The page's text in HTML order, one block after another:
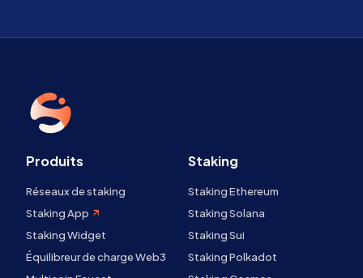
Produits
Réseaux de staking
Staking App
Staking Widget
Équilibreur de charge Web3
Staking
Staking Ethereum
Staking Solana
Staking Sui
Staking Polkadot